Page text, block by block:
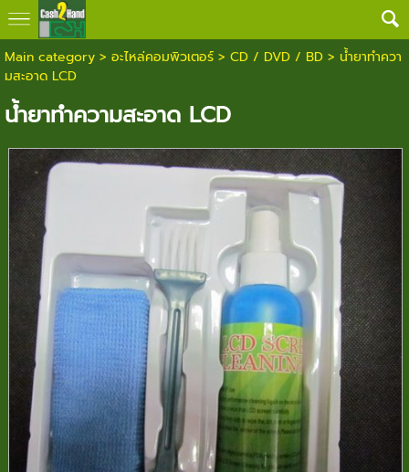
Main category> อะไหล่คอมพิวเตอร์> CD / DVD / BD> น้ำยาทำควา
มสะอาด LCD
น้ำยาทำความสะอาด LCD